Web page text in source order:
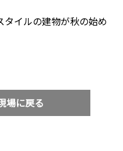
イルの建物が秋の始め
場に戻る